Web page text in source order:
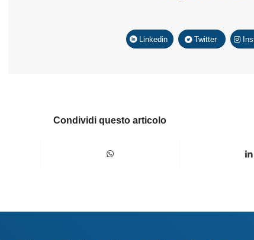
Linkedin Twitter
Condividi questo articolo